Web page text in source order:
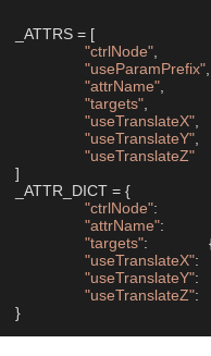
_ATTRS = [
"ctrlNode"
"useParamPrefix"
"attrName"
"targets"
"useTranslateX"
"useTranslateY"
"useTranslateZ"
]
_ATTR_DICT = {
"ctrlNode":
"attrName":
"targets":
"useTranslateX":
"useTranslateY":
"useTranslateZ":
}